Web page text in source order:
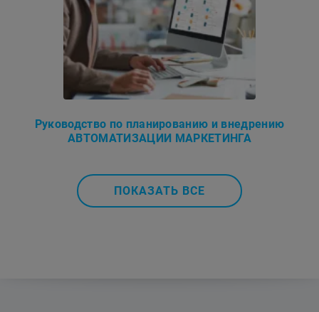
Руководство по планированию и внедрению
АВТОМАТИЗАЦИИ МАРКЕТИНГА
ПОКАЗАТЬ ВСЕ